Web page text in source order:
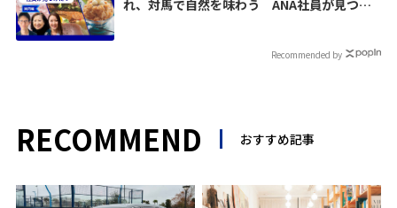
れ、対馬で自然を味わう ANA社員が見つけ
Recommended by
RECOMMEND おすすめ記事